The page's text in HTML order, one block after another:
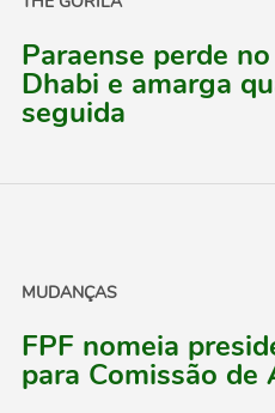
Paraense perde
Dhabi e amarga
seguida
MUDANÇAS
FPF nomeia
para Comissão de